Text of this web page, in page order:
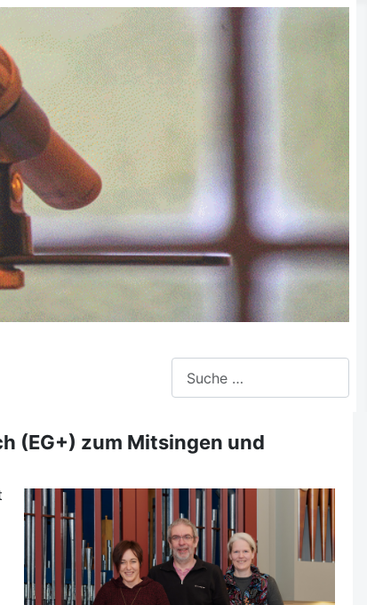
(EG+) zum Mitsingen und